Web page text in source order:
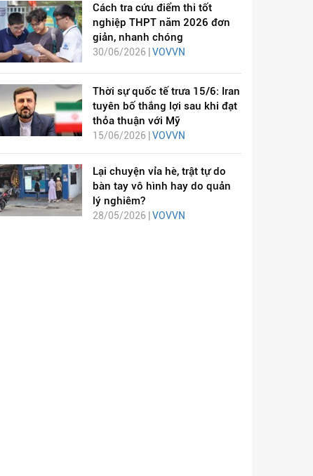
Cách tra cứu điểm thi tốt
nghiệp THPT năm 2026 đơn
giản, nhanh chóng
30/06/2026 | VOVVN
Thời sự quốc tế trưa 15/6: Iran
tuyên bố thắng lợi sau khi đạt
thỏa thuận với Mỹ
15/06/2026 | VOVVN
Lại chuyện vỉa hè, trật tự do
bàn tay vô hình hay do quản
lý nghiêm?
28/05/2026 | VOVVN